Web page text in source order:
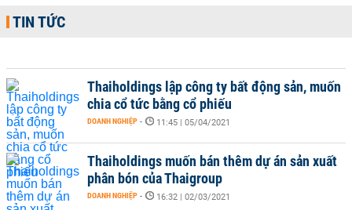
TIN TỨC
Thaiholdings lập công ty bất động sản, muốn
chia cổ tức bằng cổ phiếu
DOANH NGHIỆP - 11:45 | 05/04/2021
Thaiholdings muốn bán thêm dự án sản xuất
phân bón của Thaigroup
DOANH NGHIỆP - 16:32 | 02/03/2021